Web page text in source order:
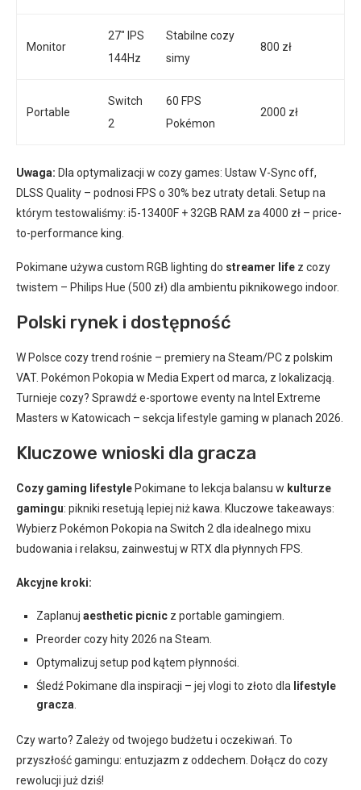
Monitor
27″ IPS
144Hz
Stabilne cozy
simy
800 zł
Portable
Switch
2
60 FPS
Pokémon
2000 zł
Uwaga: Dla optymalizacji w cozy games: Ustaw V-Sync off,
DLSS Quality – podnosi FPS o 30% bez utraty detali. Setup na
którym testowaliśmy: i5-13400F + 32GB RAM za 4000 zł – price-
to-performance king.
Pokimane używa custom RGB lighting do streamer life z cozy
twistem – Philips Hue (500 zł) dla ambientu piknikowego indoor.
Polski rynek i dostępność
W Polsce cozy trend rośnie – premiery na Steam/PC z polskim
VAT. Pokémon Pokopia w Media Expert od marca, z lokalizacją.
Turnieje cozy? Sprawdź e-sportowe eventy na Intel Extreme
Masters w Katowicach – sekcja lifestyle gaming w planach 2026.
Kluczowe wnioski dla gracza
Cozy gaming lifestyle Pokimane to lekcja balansu w kulturze
gamingu: pikniki resetują lepiej niż kawa. Kluczowe takeaways:
Wybierz Pokémon Pokopia na Switch 2 dla idealnego mixu
budowania i relaksu, zainwestuj w RTX dla płynnych FPS.
Akcyjne kroki:
Zaplanuj aesthetic picnic z portable gamingiem.
Preorder cozy hity 2026 na Steam.
Optymalizuj setup pod kątem płynności.
Śledź Pokimane dla inspiracji – jej vlogi to złoto dla lifestyle
gracza
Czy warto? Zależy od twojego budżetu i oczekiwań. To
przyszłość gamingu: entuzjazm z oddechem. Dołącz do cozy
rewolucji już dziś!